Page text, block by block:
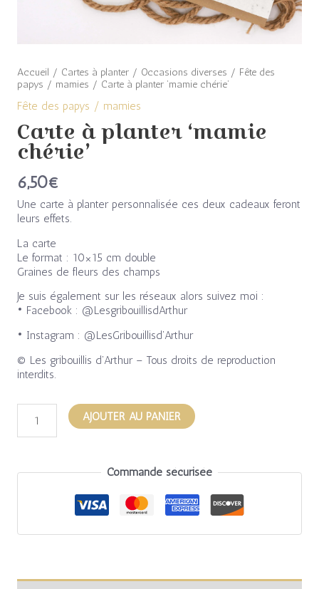
Accueil / Cartes à planter/ Occasions diverses / Fête des
papys / mamies / Carte à planter ‘mamie chérie’
Fête des papys / mamies
Carte à planter ‘mamie
chérie’
6,50€
Une carte à planter personnalisée ces deux cadeaux feront
leurs effets.
La carte
Le format : 10×15 cm double
Graines de fleurs des champs
Je suis également sur les réseaux alors suivez moi :
• Facebook : @LesgribouillisdArthur
• Instagram : @LesGribouillisd’Arthur
© Les gribouillis d’Arthur – Tous droits de reproduction
interdits.
AJOUTER AU PANIER
Commande sécurisée